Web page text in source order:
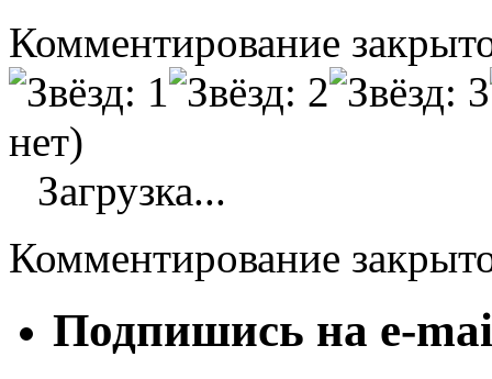
Комментирование
нет)
Загрузка...
Комментирование
Подпишись на e-